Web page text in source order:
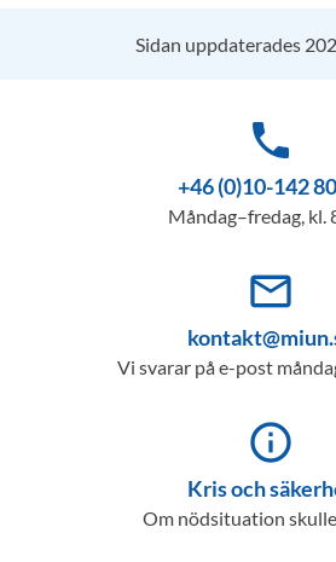
Sidan uppdaterades
phone
+46 (0)10-142
Måndag–fredag, kl.
mail_outline
Vi svarar på e-post
info_outline
Kris och
Om nödsituation